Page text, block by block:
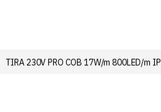
TIRA 230V PRO COB 17W/m 800LED/m